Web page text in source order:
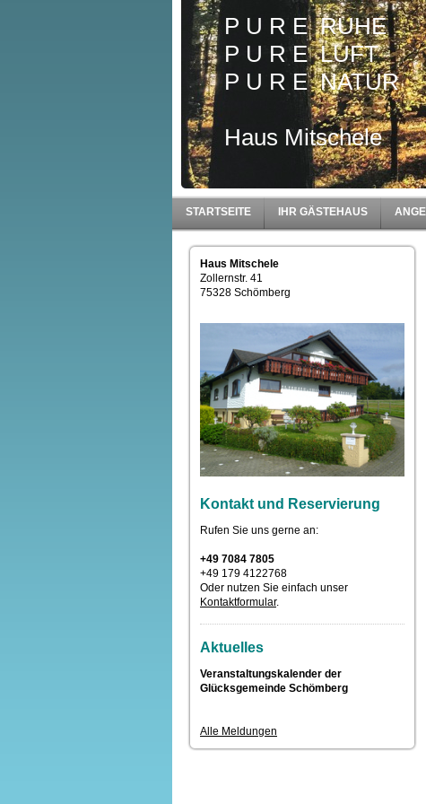
P U R E RUHE
P U R E LUFT
P U R E NATUR
Haus Mitschele
STARTSEITE IHR GÄSTEHAUS
Haus Mitschele
Zollernstr. 41
75328 Schömberg
Kontakt und Reservierung
Rufen Sie uns gerne an:
+49 7084 7805
+49 179 4122768
Oder nutzen Sie einfach unser
Kontaktformular.
Aktuelles
Veranstaltungskalender der
Glücksgemeinde Schömberg
Alle Meldungen